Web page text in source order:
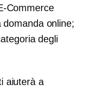
Commerce
online;
degli
aiuterà a